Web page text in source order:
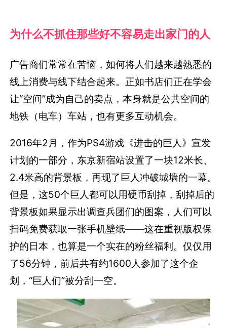
为什么不抓住那些好不容易走出家门的人
广告商们常常在苦恼，如何将人们越来越熟悉的
线上消费与线下结合起来。正如书店们正在学会
让“空间”成为自己的卖点，本身就是公共空间的
地铁（电车）车站，也有更多互动机会。
2016年2月，作为PS4游戏《进击的巨人》宣发
计划的一部分，东京新宿站设置了一块12米长、
2.4米高的背景板，再现了巨人冲破城墙的一幕。
但是，这50个巨人都可以用硬币刮掉，刮掉后的
背景板如果显示出调查兵团们的图案，人们可以
扫码免费获取一张手机壁纸――这在重视版权保
护的日本，也算是一个实在的粉丝福利。仅仅用
了56分钟，前后共有约1600人参加了这个企
划，“巨人们”被分刮一空。